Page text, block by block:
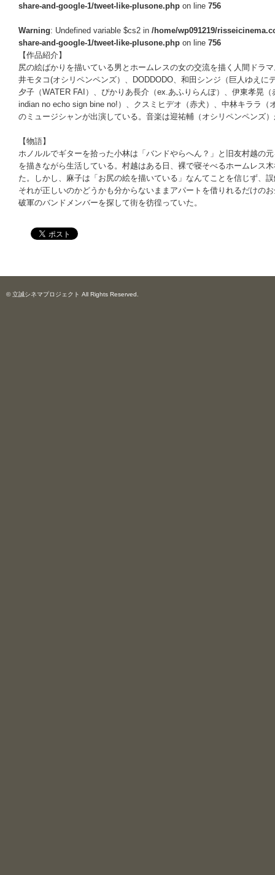
share-and-google-1/tweet-like-plusone.php on line 756
Warning: Undefined variable $cs2 in /home/wp091219/
share-and-google-1/tweet-like-plusone.php on line 756
【作品紹介】
尻の絵ばかりを描いている男とホームレスの女の交流を描く人間ドラ
井モタコ(オシリペンペンズ）、DODDODO、和田シンジ（巨人ゆえ
夕子（WATER FAI）、ぴかりあ長介（ex.あふりらんぽ）、伊東孝晃
indian no echo sign bine no!）、クスミヒデオ（赤犬）、中林キララ
のミュージシャンが出演している。音楽は迎祐輔（オシリペンペンズ
【物語】
ホノルルでギターを拾った小林は「バンドやらへん？」と旧友村越の
を描きながら生活している。村越はある日、裸で寝そべるホームレス
た。しかし、麻子は「お尻の絵を描いている」なんてことを信じず、
それが正しいのかどうかも分からないままアパートを借りれるだけの
破軍のバンドメンバーを探して街を彷徨っていた。
© 立誠シネマプロジェクト All Rights Reserved.